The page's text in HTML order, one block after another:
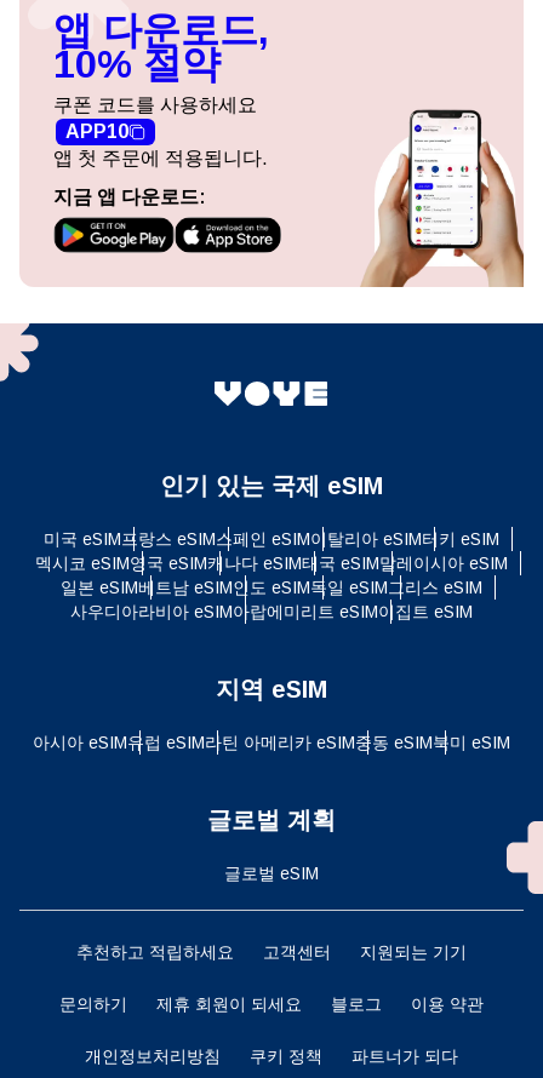
앱 다운로드,
10% 절약
쿠폰 코드를 사용하세요
APP10
앱 첫 주문에 적용됩니다.
지금 앱 다운로드:
인기 있는 국제 eSIM
미국 eSIM프랑스 eSIM스페인 eSIM이탈리아 eSIM터키 eSIM
멕시코 eSIM영국 eSIM캐나다 eSIM태국 eSIM말레이시아 eSIM
일본 eSIM베트남 eSIM인도 eSIM독일 eSIM그리스 eSIM
사우디아라비아 eSIM아랍에미리트 eSIM이집트 eSIM
지역 eSIM
아시아 eSIM유럽 ​​eSIM라틴 아메리카 eSIM중동 eSIM북미 eSIM
글로벌 계획
글로벌 eSIM
추천하고 적립하세요 고객센터 지원되는 기기
문의하기 제휴 회원이 되세요 블로그 이용 약관
개인정보처리방침 쿠키 정책 파트너가 되다